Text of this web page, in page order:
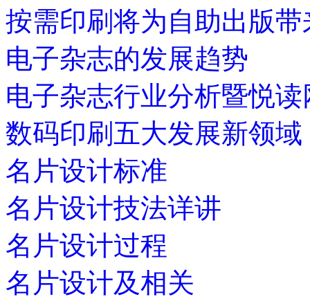
按需印刷将为自助出版
电子杂志的发展趋势
电子杂志行业分析暨悦
数码印刷五大发展新领
名片设计标准
名片设计技法详讲
名片设计过程
名片设计及相关